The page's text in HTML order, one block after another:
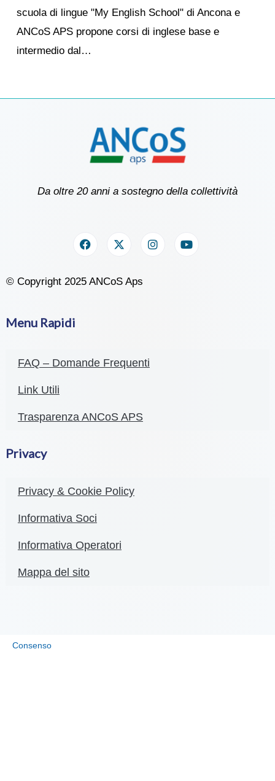
scuola di lingue "My English School" di Ancona e
ANCoS APS propone corsi di inglese base e
intermedio dal…
Da oltre 20 anni a sostegno della collettività
© Copyright 2025 ANCoS Aps
Menu Rapidi
FAQ – Domande Frequenti
Link Utili
Trasparenza ANCoS APS
Privacy
Privacy & Cookie Policy
Informativa Soci
Informativa Operatori
Mappa del sito
Consenso